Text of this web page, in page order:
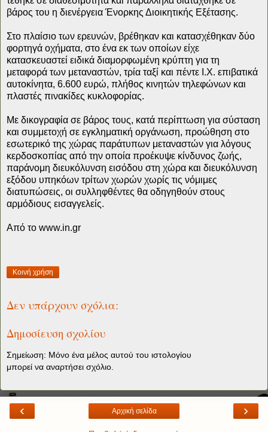
βάρος του η διενέργεια Ένορκης Διοικητικής Εξέτασης.
Στο πλαίσιο των ερευνών, βρέθηκαν και κατασχέθηκαν δύο
φορτηγά οχήματα, στο ένα εκ των οποίων είχε
κατασκευαστεί ειδικά διαμορφωμένη κρύπτη για τη
μεταφορά των μεταναστών, τρία ταξί και πέντε Ι.Χ. επιβατικά
αυτοκίνητα, 6.600 ευρώ, πλήθος κινητών τηλεφώνων και
πλαστές πινακίδες κυκλοφορίας.
Με δικογραφία σε βάρος τους, κατά περίπτωση για σύσταση
και συμμετοχή σε εγκληματική οργάνωση, προώθηση στο
εσωτερικό της χώρας παράτυπων μεταναστών για λόγους
κερδοσκοπίας από την οποία προέκυψε κίνδυνος ζωής,
παράνομη διευκόλυνση εισόδου στη χώρα και διευκόλυνση
εξόδου υπηκόων τρίτων χωρών χωρίς τις νόμιμες
διατυπώσεις, οι συλληφθέντες θα οδηγηθούν στους
αρμόδιους εισαγγελείς.
Από το www.in.gr
Κοινή χρήση
Δεν υπάρχουν σχόλια:
Δημοσίευση σχολίου
Σημείωση: Μόνο ένα μέλος αυτού του ιστολογίου
μπορεί να αναρτήσει σχόλιο.
‹ ›
Αρχική σελίδα